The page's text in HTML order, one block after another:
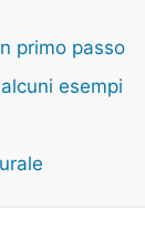
primo passo
esempi